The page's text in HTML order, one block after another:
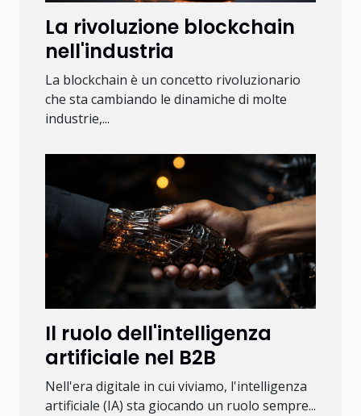
La rivoluzione blockchain
nell'industria
La blockchain è un concetto rivoluzionario
che sta cambiando le dinamiche di molte
industrie,...
Il ruolo dell'intelligenza
artificiale nel B2B
Nell'era digitale in cui viviamo, l'intelligenza
artificiale (IA) sta giocando un ruolo sempre...